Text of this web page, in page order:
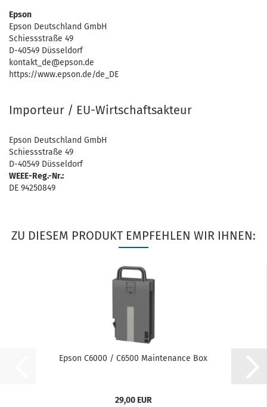
Epson
Epson Deutschland GmbH
Schiessstraße 49
D-40549 Düsseldorf
kontakt_de@epson.de
https://www.epson.de/de_DE
Importeur / EU-Wirtschaftsakteur
Epson Deutschland GmbH
Schiessstraße 49
D-40549 Düsseldorf
WEEE-Reg.-Nr.:
DE 94250849
ZU DIESEM PRODUKT EMPFEHLEN WIR IHNEN:
Epson C6000 / C6500 Maintenance Box
29,00 EUR